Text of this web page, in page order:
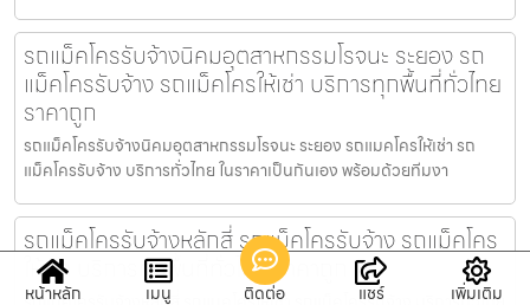
รถแม็คโครรับจ้างนิคมอุตสาหกรรมโรจนะ ระยอง รถ
แม็คโครรับจ้าง รถแม็คโครให้เช่า บริการทุกพื้นที่ทั่วไทย
ราคาถูก
รถแม็คโครรับจ้างนิคมอุตสาหกรรมโรจนะ ระยอง รถแมคโครให้เช่า รถ
แม็คโครรับจ้าง บริการทั่วไทย ในราคาเป็นกันเอง พร้อมด้วยทีมงา
รถแม็คโครรับจ้างหลักสี่ รถแม็คโครรับจ้าง รถแม็คโคร
ให้เช่า บริการทุกพื้นที่ทั่วไทย ราคาถูก
หน้าหลัก เมนู ติดต่อ แชร์ เพิ่มเติม